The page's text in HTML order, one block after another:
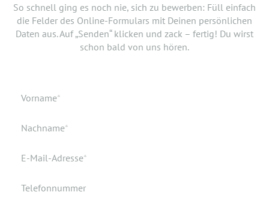
So schnell ging es noch nie, sich zu bewerben: Füll einfach
die Felder des Online-Formulars mit Deinen persönlichen
Daten aus. Auf „Senden“ klicken und zack – fertig! Du wirst
schon bald von uns hören.
Pflichtfeld
Vorname*
Pflichtfeld
Nachname*
Pflichtfeld
E-Mail-Adresse*
Telefonnummer
bist, den neuen Job anzutreten. Du möchtest Deiner
Bewerbung doch noch einen Lebenslauf oder ein anderes
Dokument hinzufügen? Hier kannst Du es hochladen.
Verfügbar ab
Dokumente
Ich akzeptiere die elektronische Speicherung meiner Daten